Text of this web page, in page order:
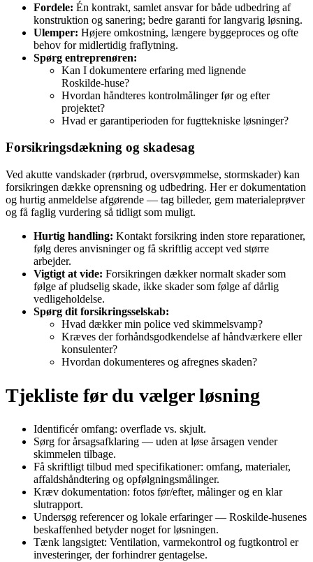
Fordele: Én kontrakt, samlet ansvar for både udbedring af
konstruktion og sanering; bedre garanti for langvarig løsning.
Ulemper: Højere omkostning, længere byggeproces og ofte
behov for midlertidig fraflytning.
Spørg entreprenøren:
Kan I dokumentere erfaring med lignende
Roskilde‑huse?
Hvordan håndteres kontrolmålinger før og efter
projektet?
Hvad er garantiperioden for fugttekniske løsninger?
Forsikringsdækning og skadesag
Ved akutte vandskader (rørbrud, oversvømmelse, stormskader) kan
forsikringen dække oprensning og udbedring. Her er dokumentation
og hurtig anmeldelse afgørende — tag billeder, gem materialeprøver
og få faglig vurdering så tidligt som muligt.
Hurtig handling: Kontakt forsikring inden store reparationer,
følg deres anvisninger og få skriftlig accept ved større
arbejder.
Vigtigt at vide: Forsikringen dækker normalt skader som
følge af pludselig skade, ikke skader som følge af dårlig
vedligeholdelse.
Spørg dit forsikringsselskab:
Hvad dækker min police ved skimmelsvamp?
Kræves der forhåndsgodkendelse af håndværkere eller
konsulenter?
Hvordan dokumenteres og afregnes skaden?
Tjekliste før du vælger løsning
Identificér omfang: overflade vs. skjult.
Sørg for årsagsafklaring — uden at løse årsagen vender
skimmelen tilbage.
Få skriftligt tilbud med specifikationer: omfang, materialer,
affaldshåndtering og opfølgningsmålinger.
Kræv dokumentation: fotos før/efter, målinger og en klar
slutrapport.
Undersøg referencer og lokale erfaringer — Roskilde‑husenes
beskaffenhed betyder noget for løsningen.
Tænk langsigtet: Ventilation, varmekontrol og fugtkontrol er
investeringer, der forhindrer gentagelse.